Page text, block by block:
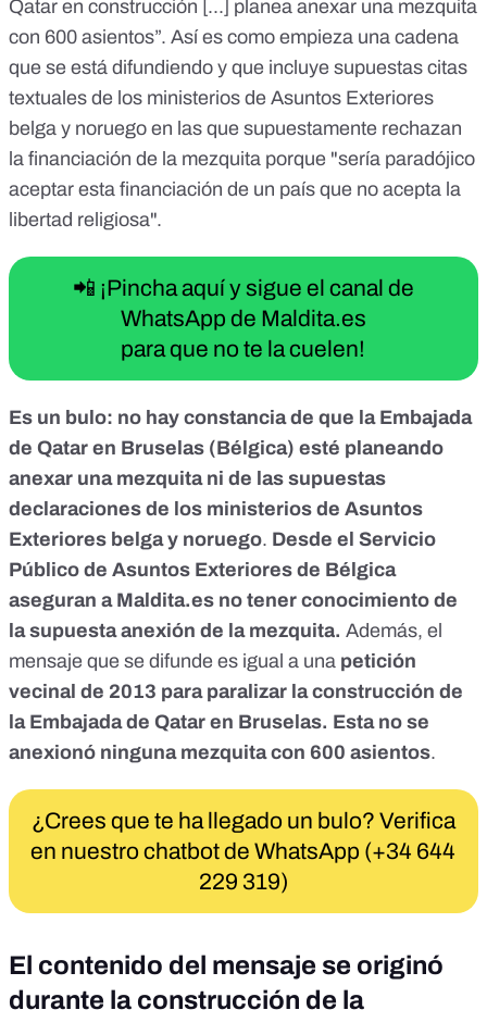
destruir todo lo que sea diferente al Islam en su país
(cristianos, coptos, laicos e incluso budistas, etc.), pero
invaden nuestros países occidentales con sus mezquitas,
minaretes. ¿Cómo aprueba el urbanismo estos edificios?
Con un solo envío de este correo electrónico a cinco
contactos (es decir, 30 segundos de su valioso tiempo),
cada uno de nosotros estará en el origen, en 3 meses, de 1
millón de correos electrónicos o personas informadas, ¡y 48
millones en 6 meses! Cuento contigo para seguir adelante (5
contactos, va rápido y vale la pena) Quizás esto ayude a
obligar a nuestros propios gobernantes a abrir los ojos ...
Qatar en construcción [...] planea anexar una mezquita
con 600 asientos”. Así es como empieza una cadena
que se está difundiendo y que incluye supuestas citas
textuales de los ministerios de Asuntos Exteriores
belga y noruego en las que supuestamente rechazan
la financiación de la mezquita porque "sería paradójico
aceptar esta financiación de un país que no acepta la
libertad religiosa".
📲 ¡Pincha aquí y sigue el canal de
WhatsApp de Maldita.es
para que no te la cuelen!
Es un bulo: no hay constancia de que la Embajada
de Qatar en Bruselas (Bélgica) esté planeando
anexar una mezquita ni de las supuestas
declaraciones de los ministerios de Asuntos
Exteriores belga y noruego. Desde el Servicio
Público de Asuntos Exteriores de Bélgica
aseguran a Maldita.es no tener conocimiento de
la supuesta anexión de la mezquita. Además, el
mensaje que se difunde es igual a una petición
vecinal de 2013 para paralizar la construcción de
la Embajada de Qatar en Bruselas. Esta no se
anexionó ninguna mezquita con 600 asientos.
¿Crees que te ha llegado un bulo? Verifica
en nuestro chatbot de WhatsApp (+34 644
229 319)
El contenido del mensaje se originó
durante la construcción de la